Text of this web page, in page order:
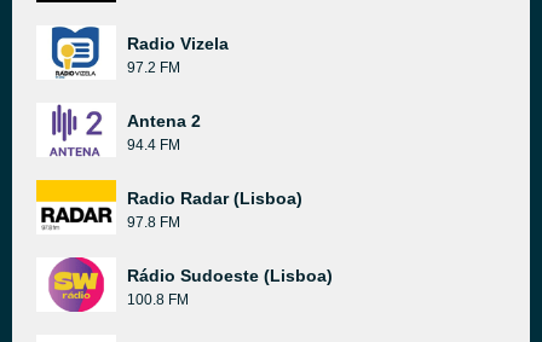
Radio Vizela
97.2 FM
Antena 2
94.4 FM
Radio Radar (Lisboa)
97.8 FM
Rádio Sudoeste (Lisboa)
100.8 FM